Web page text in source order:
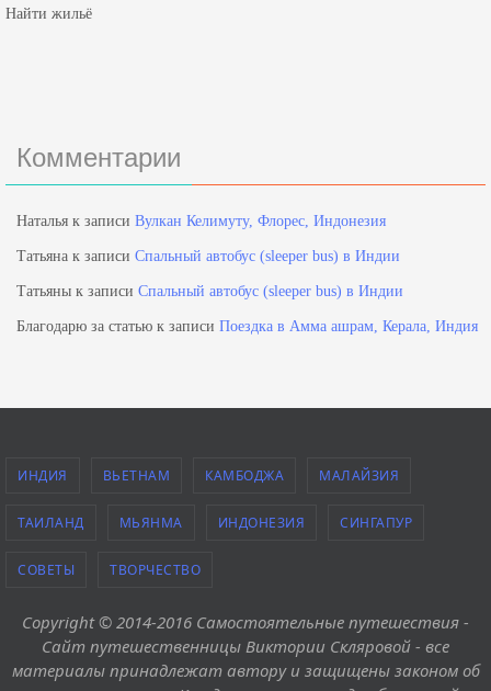
Найти жильё
Комментарии
Наталья к записи Вулкан Келимуту, Флорес, Индонезия
Татьяна к записи Спальный автобус (sleeper bus) в Индии
Татьяны к записи Спальный автобус (sleeper bus) в Индии
Благодарю за статью к записи Поездка в Амма ашрам, Керала, Индия
ИНДИЯ ВЬЕТНАМ КАМБОДЖА МАЛАЙЗИЯ
ТАИЛАНД МЬЯНМА ИНДОНЕЗИЯ СИНГАПУР
СОВЕТЫ ТВОРЧЕСТВО
Copyright © 2014-2016 Самостоятельные путешествия -
Сайт путешественницы Виктории Скляровой - все
материалы принадлежат автору и защищены законом об